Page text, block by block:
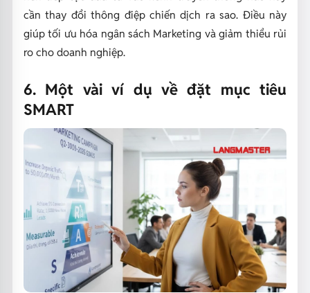
cần thay đổi thông điệp chiến dịch ra sao. Điều này
giúp tối ưu hóa ngân sách Marketing và giảm thiểu rủi
ro cho doanh nghiệp.
6. Một vài ví dụ về đặt mục tiêu
SMART